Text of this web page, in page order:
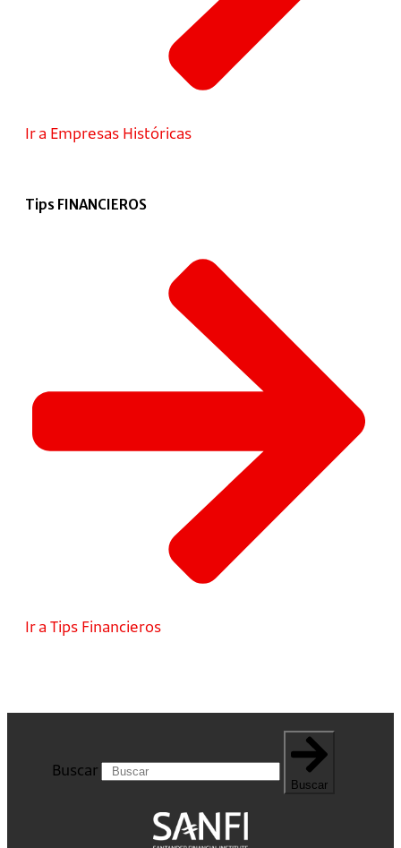
Ir a Empresas Históricas
Tips FINANCIEROS
Ir a Tips Financieros
Buscar
Buscar